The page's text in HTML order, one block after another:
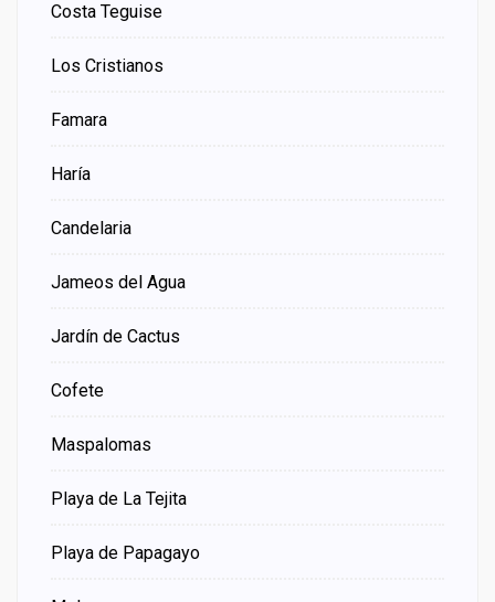
Costa Teguise
Los Cristianos
Famara
Haría
Candelaria
Jameos del Agua
Jardín de Cactus
Cofete
Maspalomas
Playa de La Tejita
Playa de Papagayo